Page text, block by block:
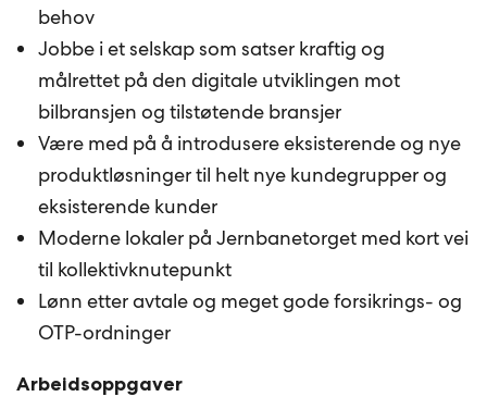
behov
Jobbe i et selskap som satser kraftig og
målrettet på den digitale utviklingen mot
bilbransjen og tilstøtende bransjer
Være med på å introdusere eksisterende og nye
produktløsninger til helt nye kundegrupper og
eksisterende kunder
Moderne lokaler på Jernbanetorget med kort vei
til kollektivknutepunkt
Lønn etter avtale og meget gode forsikrings- og
OTP-ordninger
Arbeidsoppgaver